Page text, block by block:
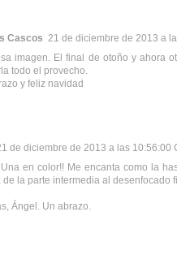
Cascos 21 de diciembre de 2013 a
imagen. El final de otoño y ahora
todo el provecho.
y feliz navidad
de diciembre de 2013 a las 10:56:00
en color!! Me encanta como la
de la parte intermedia al desenfocado
Ángel. Un abrazo.